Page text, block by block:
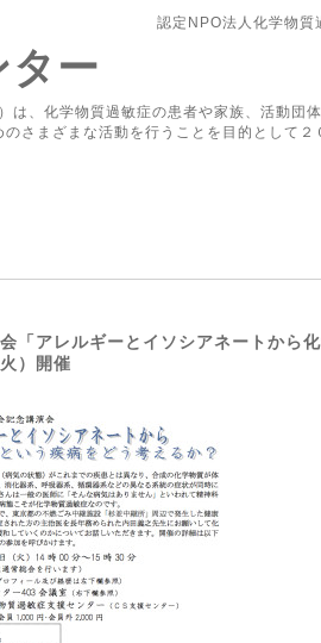
認定NPO法人化学物質
ター
、化学物質過敏症の患者や家族、活動団
さまざまな活動を行うことを目的として２
「アレルギーとイソシアネートから
）開催